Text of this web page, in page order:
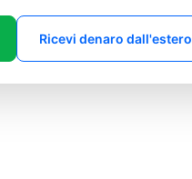
Ricevi denaro dall'estero